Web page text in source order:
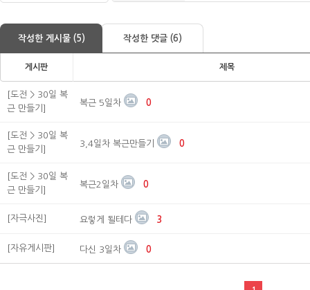
작성한 게시물 (5) 작성한 댓글 (6)
게시판 제목
[도전 > 30일 복
근 만들기]
복근 5일차 0
[도전 > 30일 복
근 만들기]
3,4일차 복근만들기 0
[도전 > 30일 복
근 만들기]
복근2일차 0
[자극사진] 요렇게 될테다 3
[자유게시판] 다신 3일차 0